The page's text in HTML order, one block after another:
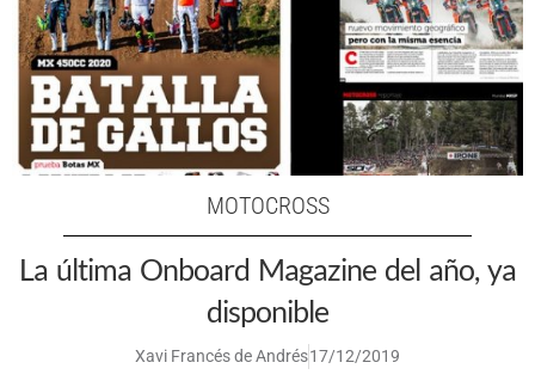
MOTOCROSS
La última Onboard Magazine del año, ya
disponible
Xavi Francés de Andrés17/12/2019